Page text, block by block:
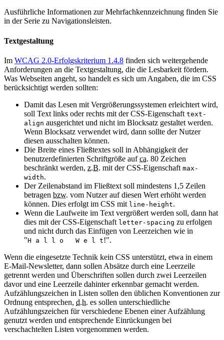
Ausführliche Informationen zur Mehrfachkennzeichnung finden Sie
in der Serie zu Navigationsleisten.
Textgestaltung
Im WCAG 2.0-Erfolgskriterium 1.4.8 finden sich weitergehende
Anforderungen an die Textgestaltung, die die Lesbarkeit fördern.
Was Webseiten angeht, so handelt es sich um Angaben, die im CSS
berücksichtigt werden sollten:
Damit das Lesen mit Vergrößerungssystemen erleichtert wird,
soll Text links oder rechts mit der CSS-Eigenschaft text-
align ausgerichtet und nicht im Blocksatz gestaltet werden.
Wenn Blocksatz verwendet wird, dann sollte der Nutzer
diesen ausschalten können.
Die Breite eines Fließtextes soll in Abhängigkeit der
benutzerdefinierten Schriftgröße aufca. 80 Zeichen
beschränkt werden, z.B. mit der CSS-Eigenschaft max-
width.
Der Zeilenabstand im Fließtext soll mindestens 1,5 Zeilen
betragen bzw. vom Nutzer auf diesen Wert erhöht werden
können. Dies erfolgt im CSS mit line-height.
Wenn die Laufweite im Text vergrößert werden soll, dann hat
dies mit der CSS-Eigenschaft letter-spacing zu erfolgen
und nicht durch das Einfügen von Leerzeichen wie in
"H a l l o W e l t!".
Wenn die eingesetzte Technik kein CSS unterstützt, etwa in einem
E-Mail-Newsletter, dann sollen Absätze durch eine Leerzeile
getrennt werden und Überschriften sollen durch zwei Leerzeilen
davor und eine Leerzeile dahinter erkennbar gemacht werden.
Aufzählungszeichen in Listen sollen den üblichen Konventionen zur
Ordnung entsprechen, d.h. es sollen unterschiedliche
Aufzählungszeichen für verschiedene Ebenen einer Aufzählung
genutzt werden und entsprechende Einrückungen bei
verschachtelten Listen vorgenommen werden.